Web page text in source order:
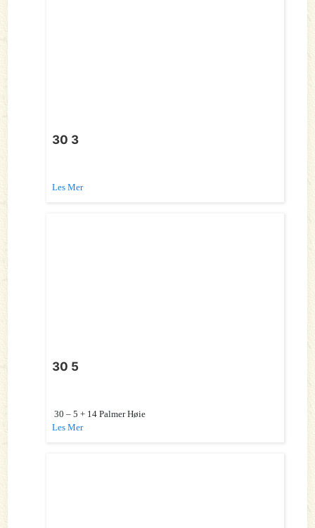
30 3
Les Mer
30 5
30 – 5 + 14 Palmer Høie
Les Mer